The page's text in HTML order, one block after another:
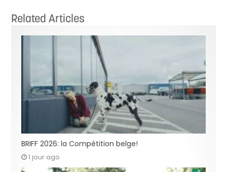
Related Articles
BRIFF 2026: la Compétition belge!
1 jour ago